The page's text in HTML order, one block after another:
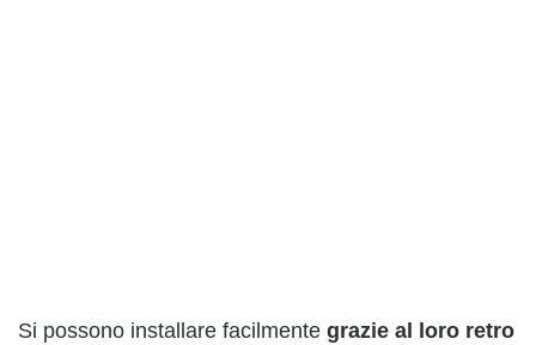
Si possono installare facilmente grazie al loro retro